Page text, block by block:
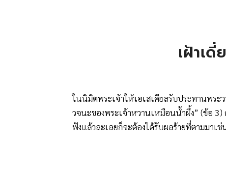
เฝ้าเ
ในนิมิตพระเจ้าให้เอเสเคียลรับประทานพระ
วจนะของพระเจ้าหวานเหมือนน้ำผึ้ง” (ข้อ
ฟังแล้วละเลยก็จะต้องได้รับผลร้ายที่ตามมา